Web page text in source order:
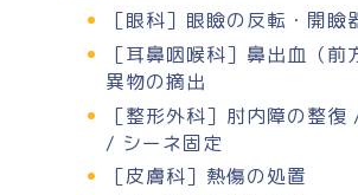
［眼科］眼瞼の反転・開
［耳鼻咽喉科］鼻出血（
異物の摘出
［整形外科］肘内障の整
/ シーネ固定
［皮膚科］熱傷の処置